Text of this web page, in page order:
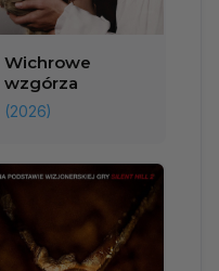
Wichrowe
wzgórza
(2026)